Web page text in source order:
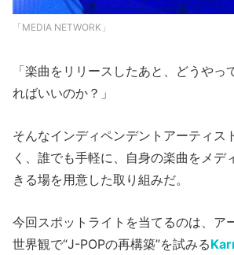
「MEDIA NETWORK」
「楽曲をリリースしたあと、どうやっ
ればいいのか？」
そんなインディペンデントアーティス
く、誰でも手軽に、自身の楽曲をメデ
きる場を用意した取り組みだ。
今回スポットライトを当てるのは、ア
世界観で“J-POPの再構築”を試みる